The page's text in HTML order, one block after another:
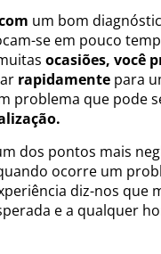
um bom
se em pouco
ocasiões, você
rapidamente para
problema que pode
.
dos pontos mais
ocorre um
diz-nos que
e a qualquer